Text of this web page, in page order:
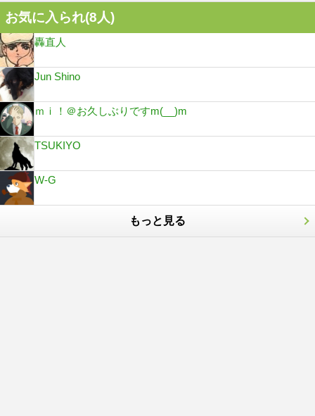
お気に入られ(8人)
轟直人
Jun Shino
ｍｉ！＠お久しぶりですm(__)m
TSUKIYO
W-G
もっと見る